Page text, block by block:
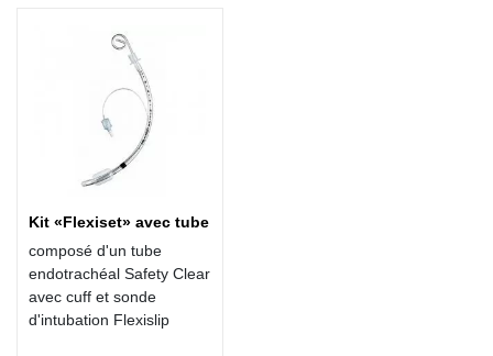
Kit «Flexiset» avec tube
composé d'un tube
endotrachéal Safety Clear
avec cuff et sonde
d'intubation Flexislip